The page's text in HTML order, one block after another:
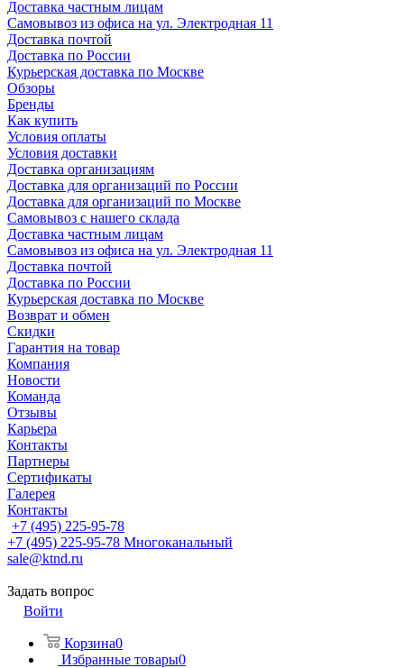
Доставка частным лицам
Самовывоз из офиса на ул. Электродная 11
Доставка почтой
Доставка по России
Курьерская доставка по Москве
Обзоры
Бренды
Как купить
Условия оплаты
Условия доставки
Доставка организациям
Доставка для организаций по России
Доставка для организаций по Москве
Самовывоз с нашего склада
Доставка частным лицам
Самовывоз из офиса на ул. Электродная 11
Доставка почтой
Доставка по России
Курьерская доставка по Москве
Возврат и обмен
Скидки
Гарантия на товар
Компания
Новости
Команда
Отзывы
Карьера
Контакты
Партнеры
Сертификаты
Галерея
Контакты
+7 (495) 225-95-78
+7 (495) 225-95-78 Многоканальный
sale@ktnd.ru
Задать вопрос
Войти
Корзина0
Избранные товары0